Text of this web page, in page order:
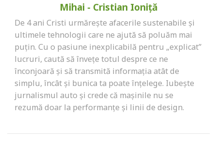
Mihai - Cristian Ioniță
De 4 ani Cristi urmărește afacerile sustenabile și
ultimele tehnologii care ne ajută să poluăm mai
puțin. Cu o pasiune inexplicabilă pentru „explicat”
lucruri, caută să învețe totul despre ce ne
înconjoară și să transmită informația atât de
simplu, încât și bunica ta poate înțelege. Iubește
jurnalismul auto și crede că mașinile nu se
rezumă doar la performanțe și linii de design.